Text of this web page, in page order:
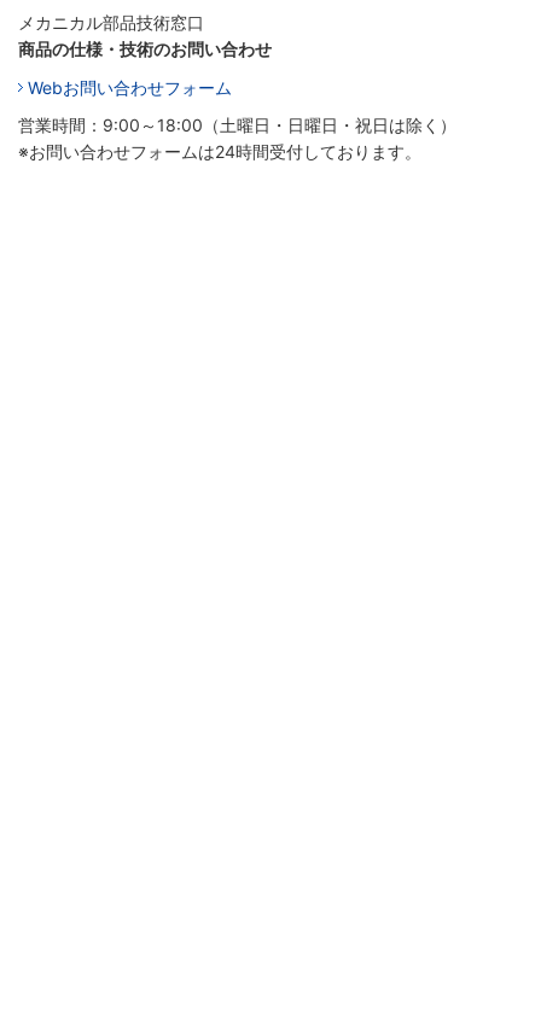
メカニカル部品技術窓口
商品の仕様・技術のお問い合わせ
Webお問い合わせフォーム
営業時間：9:00～18:00（土曜日・日曜日・祝日は除く）
※お問い合わせフォームは24時間受付しております。